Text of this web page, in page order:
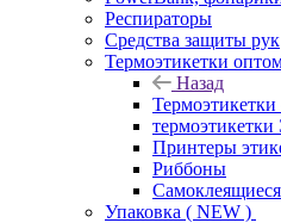
Респираторы
Средства защиты рук
Термоэтикетки
Назад
Принтеры
Риббоны
Упаковка ( NEW )